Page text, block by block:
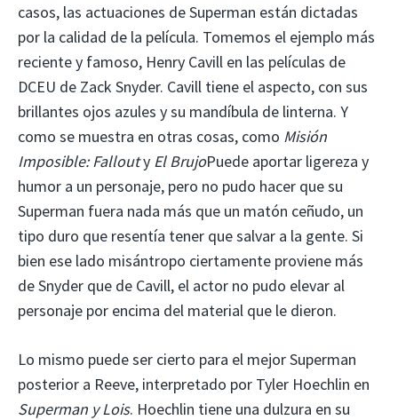
casos, las actuaciones de Superman están dictadas
por la calidad de la película. Tomemos el ejemplo más
reciente y famoso, Henry Cavill en las películas de
DCEU de Zack Snyder. Cavill tiene el aspecto, con sus
brillantes ojos azules y su mandíbula de linterna. Y
como se muestra en otras cosas, como Misión
Imposible: Fallouty El BrujoPuede aportar ligereza y
humor a un personaje, pero no pudo hacer que su
Superman fuera nada más que un matón ceñudo, un
tipo duro que resentía tener que salvar a la gente. Si
bien ese lado misántropo ciertamente proviene más
de Snyder que de Cavill, el actor no pudo elevar al
personaje por encima del material que le dieron.
Lo mismo puede ser cierto para el mejor Superman
posterior a Reeve, interpretado por Tyler Hoechlin en
Superman y Lois. Hoechlin tiene una dulzura en su